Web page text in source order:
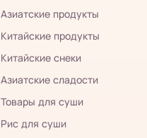
Азиатские продукты
Китайские продукты
Китайские снеки
Азиатские сладости
Товары для суши
Рис для суши